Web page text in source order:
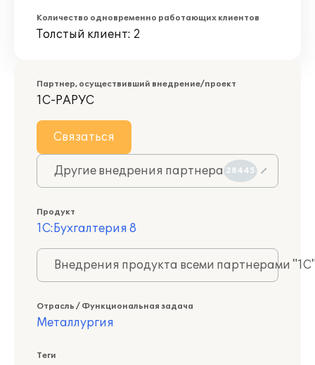
Количество одновременно работающих клиентов
Толстый клиент: 2
Партнер, осуществивший внедрение/проект
1С-РАРУС
Связаться
Другие внедрения партнера 28445
Продукт
1С:Бухгалтерия 8
Внедрения продукта всеми партнерами
Отрасль / Функциональная задача
Металлургия
Теги